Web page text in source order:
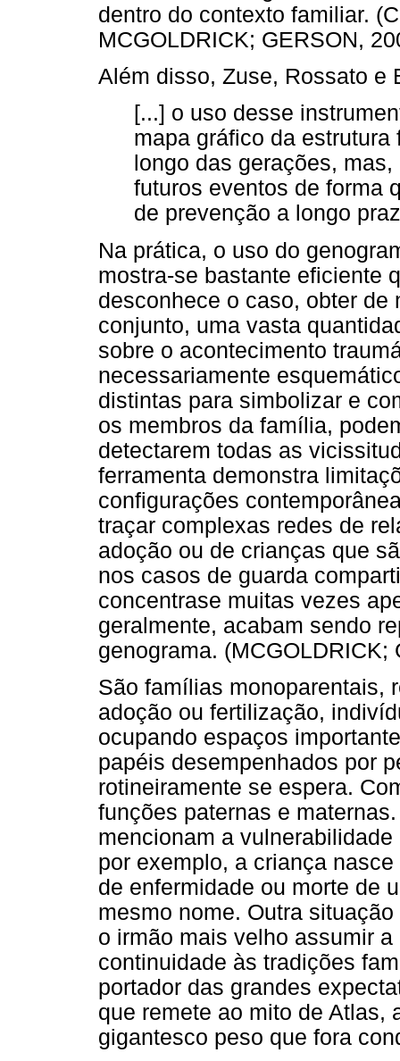
dentro do contexto familiar.
MCGOLDRICK; GERSON,
Além disso, Zuse, Rossato e
[...] o uso desse
mapa gráfico da
longo das gerações,
futuros eventos de forma
de prevenção a longo
Na prática, o uso do
mostra-se bastante eficiente
desconhece o caso, obter de
conjunto, uma vasta
sobre o acontecimento
necessariamente
distintas para simbolizar e
os membros da família,
detectarem todas as
ferramenta demonstra
configurações
traçar complexas redes de
adoção ou de crianças que
nos casos de guarda
concentrase muitas vezes
geralmente, acabam sendo
genograma. (MCGOLDRICK;
São famílias monoparentais,
adoção ou fertilização,
ocupando espaços
papéis desempenhados por
rotineiramente se espera.
funções paternas e
mencionam a vulnerabilidade
por exemplo, a criança
de enfermidade ou morte de
mesmo nome. Outra
o irmão mais velho assumir
continuidade às tradições
portador das grandes
que remete ao mito de Atlas,
gigantesco peso que fora